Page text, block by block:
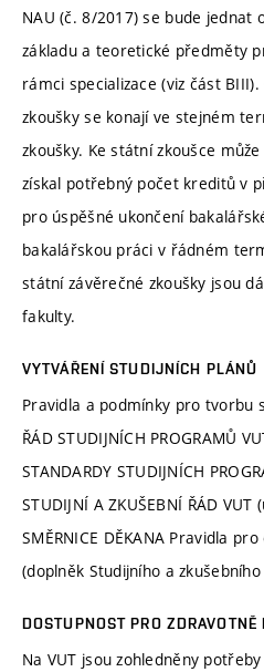
NAU (č. 8/2017) se bude jednat
základu a teoretické předměty
rámci specializace (viz část
zkoušky se konají ve stejném
zkoušky. Ke státní zkoušce
získal potřebný počet kreditů v
pro úspěšné ukončení
bakalářskou práci v řádném
státní závěrečné zkoušky jsou
fakulty.
VYTVÁŘENÍ STUDIJNÍCH PLÁNŮ
Pravidla a podmínky pro tvorbu
ŘÁD STUDIJNÍCH PROGRAMŮ
STANDARDY STUDIJNÍCH
STUDIJNÍ A ZKUŠEBNÍ ŘÁD VUT
SMĚRNICE DĚKANA Pravidla
(doplněk Studijního a
DOSTUPNOST PRO ZDRAVOTNĚ
Na VUT jsou zohledněny